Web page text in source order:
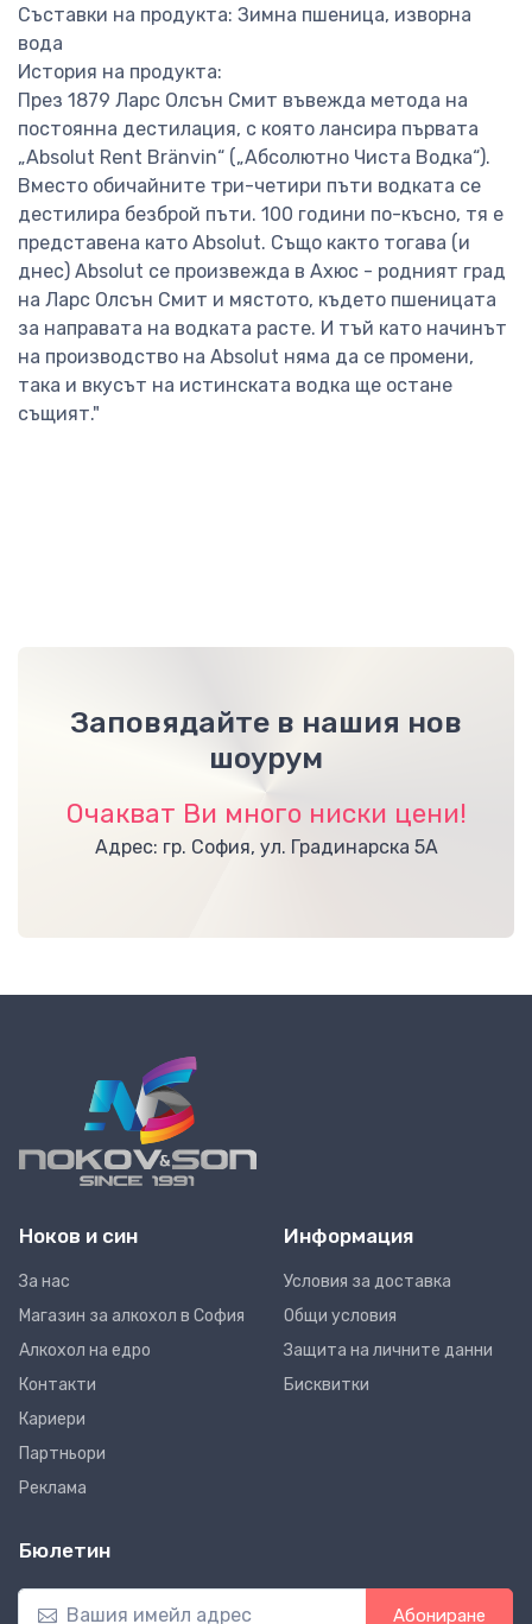
Съставки на продукта: Зимна пшеница, изворна
вода
История на продукта:
През 1879 Ларс Олсън Смит въвежда метода на
постоянна дестилация, с която лансира първата
„Absolut Rent Bränvin“ („Абсолютно Чиста Водка“).
Вместо обичайните три-четири пъти водката се
дестилира безброй пъти. 100 години по-късно, тя е
представена като Absolut. Също както тогава (и
днес) Absolut се произвежда в Ахюс - родният град
на Ларс Олсън Смит и мястото, където пшеницата
за направата на водката расте. И тъй като начинът
на производство на Absolut няма да се промени,
така и вкусът на истинската водка ще остане
същият."
Заповядайте в нашия нов
шоурум
Очакват Ви много ниски цени!
Адрес: гр. София, ул. Градинарска 5А
Ноков и син
За нас
Магазин за алкохол в София
Алкохол на едро
Контакти
Кариери
Партньори
Реклама
Информация
Условия за доставка
Общи условия
Защита на личните данни
Бисквитки
Бюлетин
Абониране